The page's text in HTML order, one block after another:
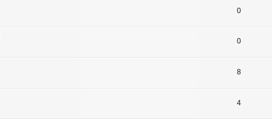
0
0
8
4